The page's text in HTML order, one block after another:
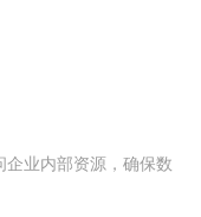
企业内部资源，确保数